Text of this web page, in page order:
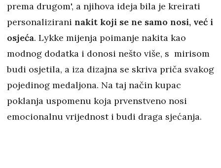
prema drugom', a njihova ideja bila je kreirati
personalizirani nakit koji se ne samo nosi, već i
osjeća. Lykke mijenja poimanje nakita kao
modnog dodatka i donosi nešto više, s mirisom
budi osjetila, a iza dizajna se skriva priča svakog
pojedinog medaljona. Na taj način kupac
poklanja uspomenu koja prvenstveno nosi
emocionalnu vrijednost i budi draga sjećanja.